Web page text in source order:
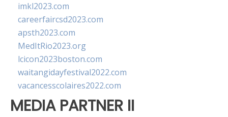
imkl2023.com
careerfaircsd2023.com
apsth2023.com
MedItRio2023.org
lcicon2023boston.com
waitangidayfestival2022.com
vacancesscolaires2022.com
MEDIA PARTNER II